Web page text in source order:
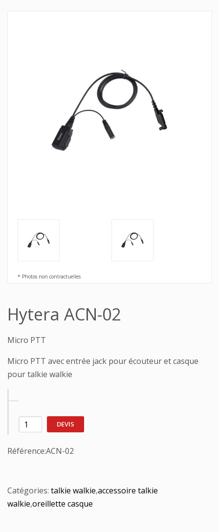
* Photos non contractuelles
Hytera ACN-02
Micro PTT
Micro PTT avec entrée jack pour écouteur et casque
pour talkie walkie
DEVIS
Référence:ACN-02
Catégories: talkie walkie,accessoire talkie
walkie,oreillette casque